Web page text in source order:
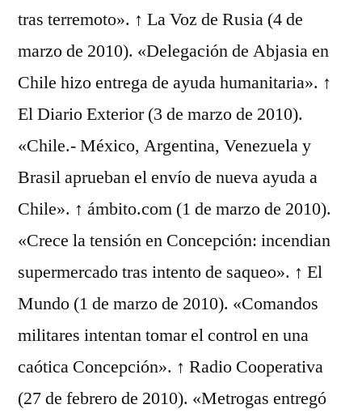
tras terremoto». ↑ La Voz de Rusia (4 de
marzo de 2010). «Delegación de Abjasia en
Chile hizo entrega de ayuda humanitaria». ↑
El Diario Exterior (3 de marzo de 2010).
«Chile.- México, Argentina, Venezuela y
Brasil aprueban el envío de nueva ayuda a
Chile». ↑ ámbito.com (1 de marzo de 2010).
«Crece la tensión en Concepción: incendian
supermercado tras intento de saqueo». ↑ El
Mundo (1 de marzo de 2010). «Comandos
militares intentan tomar el control en una
caótica Concepción». ↑ Radio Cooperativa
(27 de febrero de 2010). «Metrogas entregó